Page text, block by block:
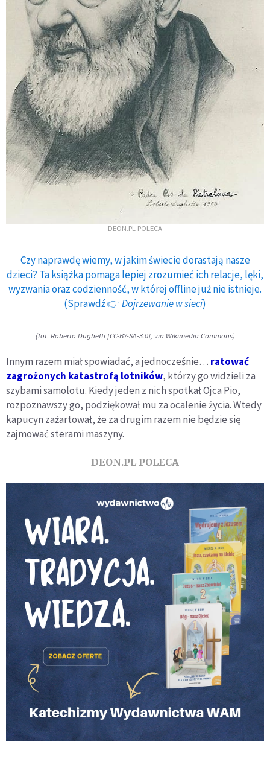
DEON.PL POLECA
Czy naprawdę wiemy, w jakim świecie dorastają nasze
dzieci? Ta książka pomaga lepiej zrozumieć ich relacje, lęki,
wyzwania oraz codzienność, w której offline już nie istnieje.
(Sprawdź 👉Dojrzewanie w sieci)
(fot. Roberto Dughetti [CC-BY-SA-3.0], via Wikimedia Commons)
Innym razem miał spowiadać, a jednocześnie… ratować
zagrożonych katastrofą lotników, którzy go widzieli za
szybami samolotu. Kiedy jeden z nich spotkał Ojca Pio,
rozpoznawszy go, podziękował mu za ocalenie życia. Wtedy
kapucyn zażartował, że za drugim razem nie będzie się
zajmować sterami maszyny.
DEON.PL POLECA